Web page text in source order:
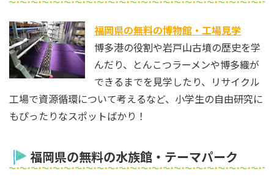
福岡県の無料の博物館・工場見学
博多港の役割や岩戸山古墳の歴史を学
んだり、とんこつラーメンや博多織が
できるまでを見学したり、リサイクル
工場で資源循環について考えるなど、小学生の自由研究に
もぴったりなスポットばかり！
福岡県の無料の水族館・テーマパーク